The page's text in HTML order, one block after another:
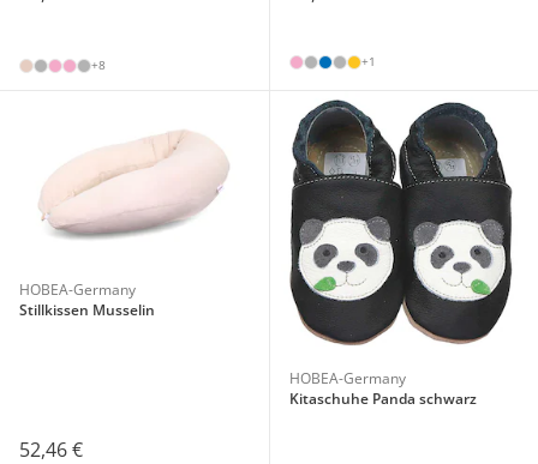
+8 +1
HOBEA-Germany
Stillkissen Musselin
52,46 €
HOBEA-Germany
Kitaschuhe Panda schwarz